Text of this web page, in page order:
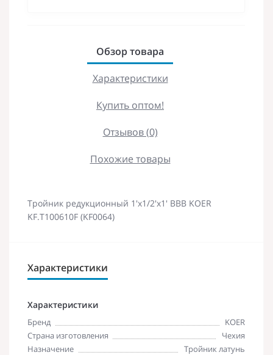
Обзор товара
Характеристики
Купить оптом!
Отзывов (0)
Похожие товары
Тройник редукционный 1'х1/2'х1' ВВВ KOER
KF.T100610F (KF0064)
Характеристики
Характеристики
Бренд
KOER
Страна изготовления
Чехия
Назначение
Тройник латунь